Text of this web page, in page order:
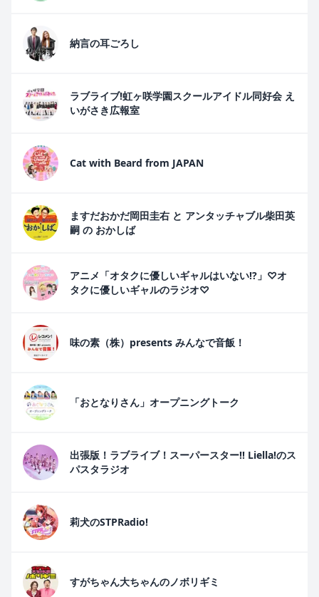
納言の耳ごろし
ラブライブ!虹ヶ咲学園スクールアイドル同好会 え
いがさき広報室
Cat with Beard from JAPAN
ますだおかだ岡田圭右 と アンタッチャブル柴田英
嗣 の おかしば
アニメ「オタクに優しいギャルはいない!?」♡オ
タクに優しいギャルのラジオ♡
味の素（株）presents みんなで音飯！
「おとなりさん」オープニングトーク
出張版！ラブライブ！スーパースター!! Liella!のス
パスタラジオ
莉犬のSTPRadio!
すがちゃん大ちゃんのノボリギミ